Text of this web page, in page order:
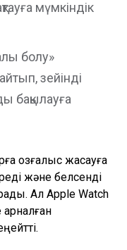
мүмкіндік
болу»
зейінді
бақылауға
қозғалыс жасауға
және белсенді
Ал Apple Watch
арналған